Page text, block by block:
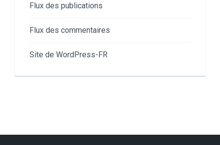
Flux des publications
Flux des commentaires
Site de WordPress-FR